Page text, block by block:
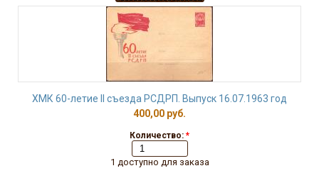
ХМК 60-летие II съезда РСДРП. Выпуск 16.07.1963 год
400,00 руб.
Количество: *
1 доступно для заказа